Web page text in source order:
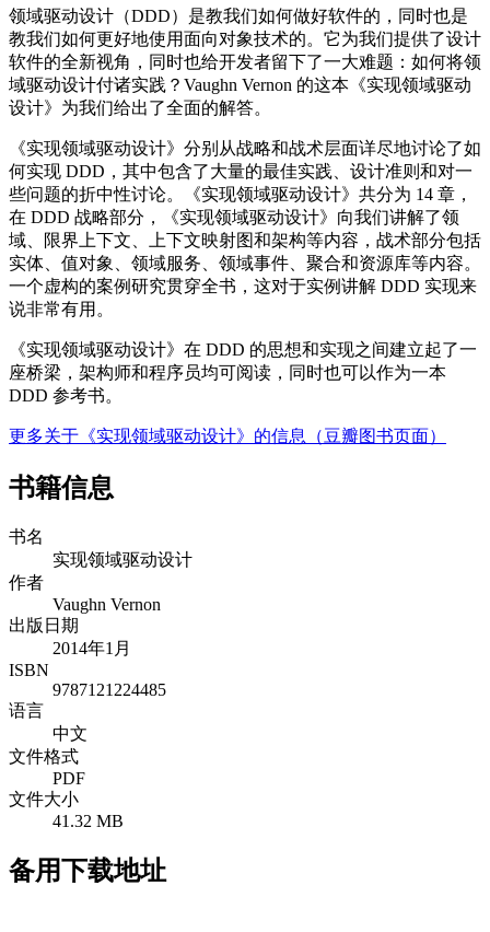
领域驱动设计（DDD）是教我们如何做好软件的，同时也是
教我们如何更好地使用面向对象技术的。它为我们提供了设计
软件的全新视角，同时也给开发者留下了一大难题：如何将领
域驱动设计付诸实践？Vaughn Vernon 的这本《实现领域驱动
设计》为我们给出了全面的解答。
《实现领域驱动设计》分别从战略和战术层面详尽地讨论了如
何实现 DDD，其中包含了大量的最佳实践、设计准则和对一
些问题的折中性讨论。《实现领域驱动设计》共分为 14 章，
在 DDD 战略部分，《实现领域驱动设计》向我们讲解了领
域、限界上下文、上下文映射图和架构等内容，战术部分包括
实体、值对象、领域服务、领域事件、聚合和资源库等内容。
一个虚构的案例研究贯穿全书，这对于实例讲解 DDD 实现来
说非常有用。
《实现领域驱动设计》在 DDD 的思想和实现之间建立起了一
座桥梁，架构师和程序员均可阅读，同时也可以作为一本
DDD 参考书。
更多关于《实现领域驱动设计》的信息（豆瓣图书页面）
书籍信息
书名
实现领域驱动设计
作者
Vaughn Vernon
出版日期
2014年1月
ISBN
9787121224485
语言
中文
文件格式
PDF
文件大小
41.32 MB
备用下载地址